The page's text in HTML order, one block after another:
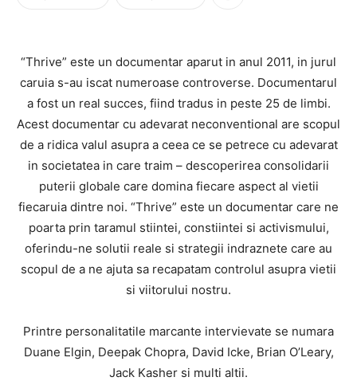
“Thrive” este un documentar aparut in anul 2011, in jurul
caruia s-au iscat numeroase controverse. Documentarul
a fost un real succes, fiind tradus in peste 25 de limbi.
Acest documentar cu adevarat neconventional are scopul
de a ridica valul asupra a ceea ce se petrece cu adevarat
in societatea in care traim – descoperirea consolidarii
puterii globale care domina fiecare aspect al vietii
fiecaruia dintre noi. “Thrive” este un documentar care ne
poarta prin taramul stiintei, constiintei si activismului,
oferindu-ne solutii reale si strategii indraznete care au
scopul de a ne ajuta sa recapatam controlul asupra vietii
si viitorului nostru.
Printre personalitatile marcante intervievate se numara
Duane Elgin, Deepak Chopra, David Icke, Brian O’Leary,
Jack Kasher si multi altii.